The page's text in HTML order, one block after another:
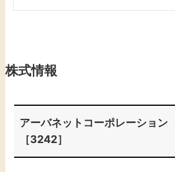
株式情報
アーバネットコーポレーション
［3242］